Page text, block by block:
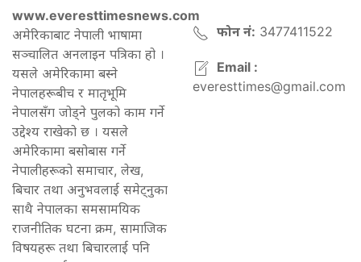
www.everesttimesnews.com
अमेरिकाबाट नेपाली भाषामा
सञ्चालित अनलाइन पत्रिका हो ।
यसले अमेरिकामा बस्ने
नेपालहरूबीच र मातृभूमि
नेपालसँग जोड्ने पुलको काम गर्ने
उद्देश्य राखेको छ । यसले
अमेरिकामा बसोबास गर्ने
नेपालीहरूको समाचार, लेख,
बिचार तथा अनुभवलाई समेट्नुका
साथै नेपालका समसामयिक
राजनीतिक घटना क्रम, सामाजिक
विषयहरू तथा बिचारलाई पनि
फोन नं: 3477411522
Email :
everesttimes@gmail.com